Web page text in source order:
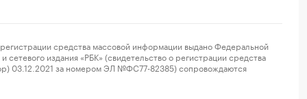
средства массовой информации выдано Федеральной
издания «РБК» (свидетельство о регистрации средства
03.12.2021 за номером ЭЛ №ФС77-82385) сопровождаются